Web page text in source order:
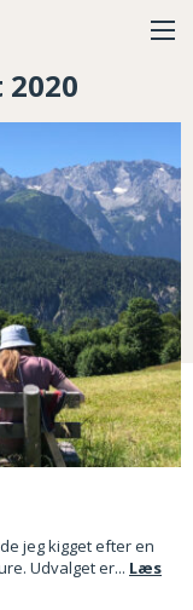
jeg kigget efter en
Udvalget er... Læs